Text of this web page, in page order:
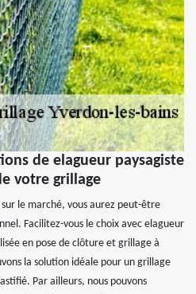
de elagueur paysagiste
votre grillage
le marché, vous aurez peut-être
Facilitez-vous le choix avec elagueur
en pose de clôture et grillage à
la solution idéale pour un grillage
Par ailleurs, nous pouvons